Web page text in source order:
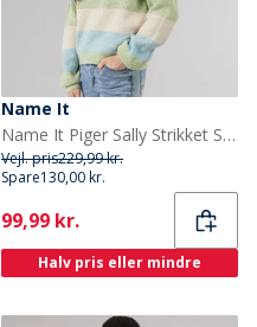
Name It
Name It Piger Sally Strikket Sweater Peyote
Vejl. pris229,99 kr.
Spare130,00 kr.
Current
99,99 kr.
Halv pris eller mindre